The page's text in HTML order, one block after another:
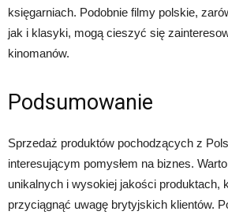
księgarniach. Podobnie filmy polskie,
jak i klasyki, mogą cieszyć się
kinomanów.
Podsumowanie
Sprzedaż produktów pochodzących z
interesującym pomysłem na biznes.
unikalnych i wysokiej jakości produktach,
przyciągnąć uwagę brytyjskich klientów.